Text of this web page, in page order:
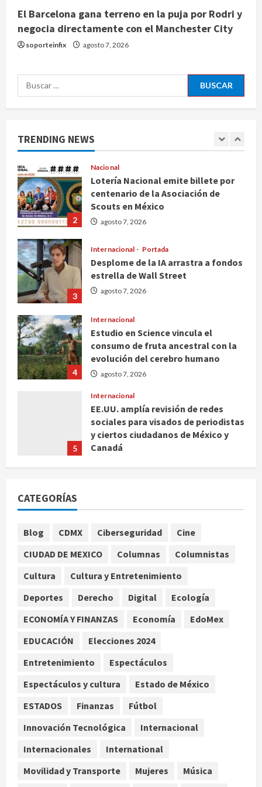
El Barcelona gana terreno en la puja por Rodri y
negocia directamente con el Manchester City
soporteinfix agosto 7, 2026
Buscar:
TRENDING NEWS
Internacional
EE.UU. amplía revisión de redes
sociales para visados de periodistas
1
Nacional
Fallece Carlos Garfias Merlos,
2
Nacional
Lotería Nacional emite billete por
centenario de la Asociación de
Scouts en México
agosto 7, 2026
3
Internacional Portada
Desplome de la IA arrastra a fondos
estrella de Wall Street
agosto 7, 2026
4
Internacional
Estudio en Science vincula el
consumo de fruta ancestral con la
evolución del cerebro humano
agosto 7, 2026
5
Internacional
EE.UU. amplía revisión de redes
sociales para visados de periodistas
y ciertos ciudadanos de México y
Canadá
Lotería Nacional emite billete por
centenario de la Asociación de
agosto 7, 2026
Desplome de la IA arrastra a fondos
estrella de Wall Street
4
Estudio en Science vincula el
consumo de fruta ancestral con la
agosto 7, 2026
Internacional
CATEGORÍAS
Blog CDMX Ciberseguridad
Cine
CIUDAD DE MEXICO
Columnas
Columnistas
Cultura
Cultura y Entretenimiento
Deportes
Derecho Digital
Ecología
ECONOMÍA Y FINANZAS
Economía
EdoMex
EDUCACIÓN
Elecciones 2024
Entretenimiento
Espectáculos
Espectáculos y cultura
Estado de México
ESTADOS
Finanzas
Fútbol
Innovación Tecnológica
Internacional
Internacionales
International
Movilidad y Transporte
Mujeres
Música